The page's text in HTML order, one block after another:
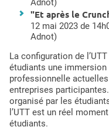
Adnot)
"Et après le
12 mai 2023 de
Adnot)
La configuration de
étudiants une
professionnelle
entreprises
organisé par les
l’UTT est un réel
étudiants.